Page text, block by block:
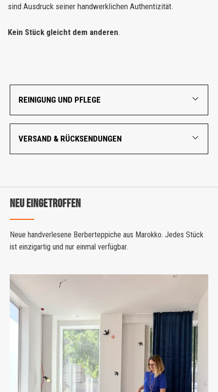
sind Ausdruck seiner handwerklichen Authentizität.
Kein Stück gleicht dem anderen.
REINIGUNG UND PFLEGE
VERSAND & RÜCKSENDUNGEN
NEU EINGETROFFEN
Neue handverlesene Berberteppiche aus Marokko. Jedes Stück
ist einzigartig und nur einmal verfügbar.